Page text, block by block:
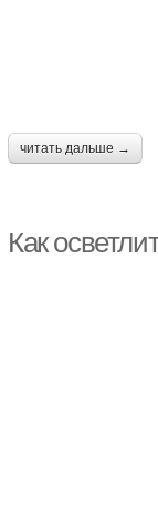
читать дальше →
Как